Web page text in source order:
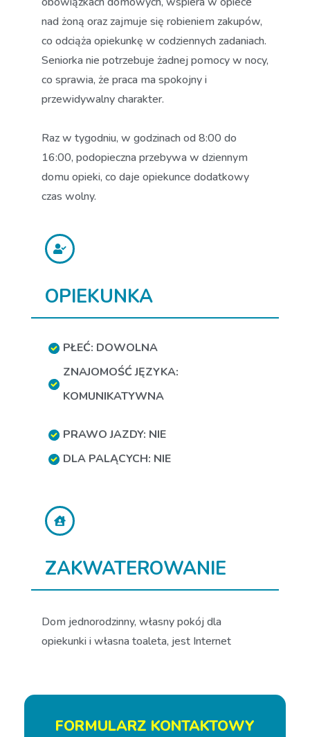
nad żoną oraz zajmuje się robieniem zakupów,
co odciąża opiekunkę w codziennych zadaniach.
Seniorka nie potrzebuje żadnej pomocy w nocy,
co sprawia, że praca ma spokojny i
przewidywalny charakter.
Raz w tygodniu, w godzinach od 8:00 do
16:00, podopieczna przebywa w dziennym
domu opieki, co daje opiekunce dodatkowy
czas wolny.
OPIEKUNKA
PŁEĆ: DOWOLNA
ZNAJOMOŚĆ JĘZYKA:
KOMUNIKATYWNA
PRAWO JAZDY: NIE
DLA PALĄCYCH: NIE
ZAKWATEROWANIE
Dom jednorodzinny, własny pokój dla
opiekunki i własna toaleta, jest Internet
FORMULARZ KONTAKTOWY